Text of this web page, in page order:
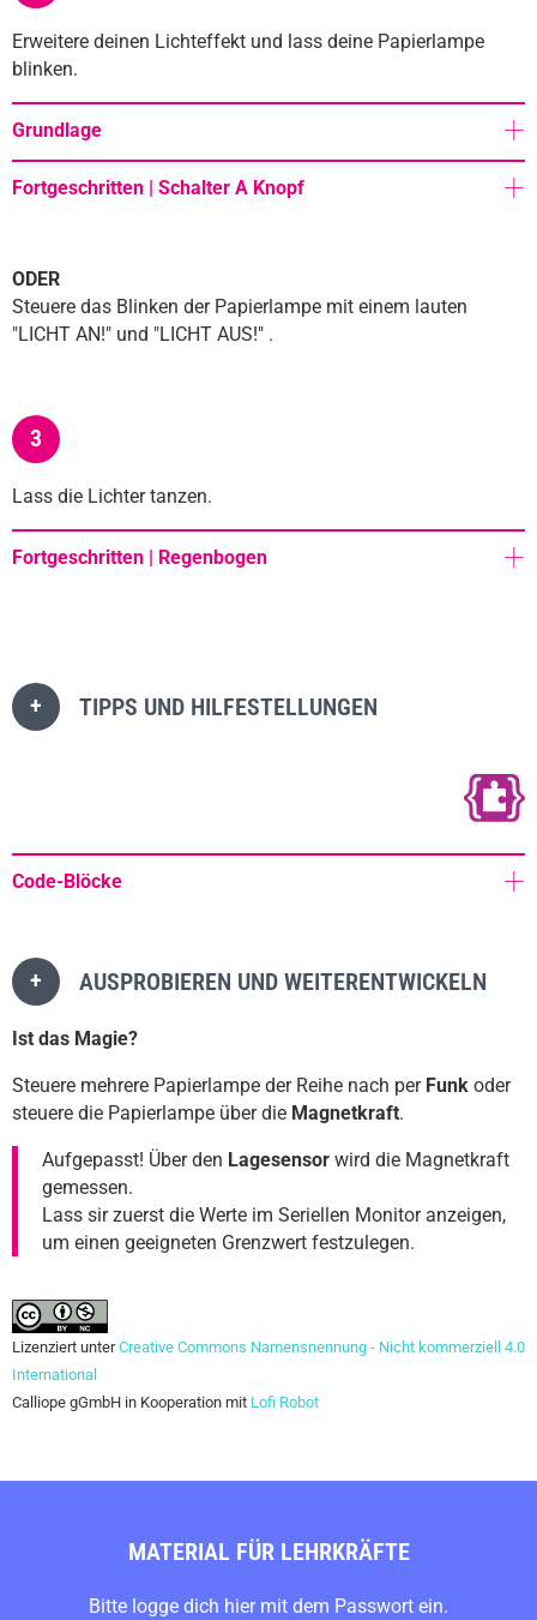
Erweitere deinen Lichteffekt und lass deine Papierlampe
blinken.
Grundlage
Fortgeschritten | Schalter A Knopf
ODER
Steuere das Blinken der Papierlampe mit einem lauten
"LICHT AN!" und "LICHT AUS!" .
3
Lass die Lichter tanzen.
Fortgeschritten | Regenbogen
+ TIPPS UND HILFESTELLUNGEN
Code-Blöcke
+ AUSPROBIEREN UND WEITERENTWICKELN
Ist das Magie?
Steuere mehrere Papierlampe der Reihe nach per Funk oder
steuere die Papierlampe über die Magnetkraft.
Aufgepasst! Über den Lagesensor wird die Magnetkraft
gemessen.
Lass sir zuerst die Werte im Seriellen Monitor anzeigen,
um einen geeigneten Grenzwert festzulegen.
Lizenziert unterCreative Commons Namensnennung - Nicht kommerziell 4.0
International
Calliope gGmbH in Kooperation mit Lofi Robot
MATERIAL FÜR LEHRKRÄFTE
Bitte logge dich hier mit dem Passwort ein.